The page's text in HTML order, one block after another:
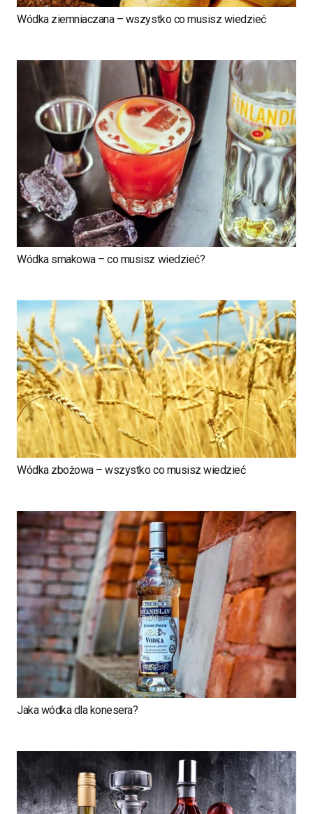
Wódka ziemniaczana – wszystko co musisz wiedzieć
Wódka smakowa – co musisz wiedzieć?
Wódka zbożowa – wszystko co musisz wiedzieć
Jaka wódka dla konesera?